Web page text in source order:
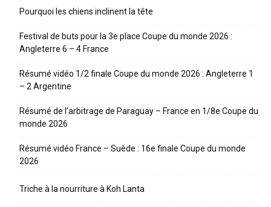
Pourquoi les chiens inclinent la tête
Festival de buts pour la 3e place Coupe du monde 2026 :
Angleterre 6 – 4 France
Résumé vidéo 1/2 finale Coupe du monde 2026 : Angleterre 1
– 2 Argentine
Résumé de l’arbitrage de Paraguay – France en 1/8e Coupe du
monde 2026
Résumé vidéo France – Suède : 16e finale Coupe du monde
2026
Triche à la nourriture à Koh Lanta